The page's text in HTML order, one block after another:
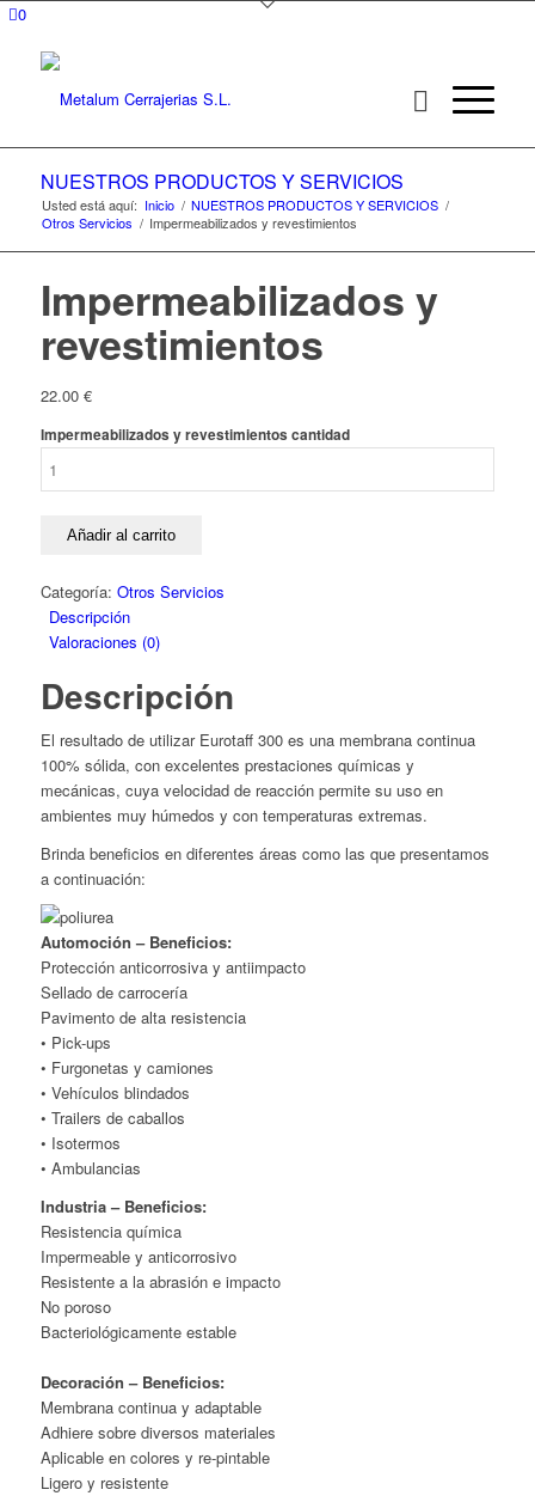
0
NUESTROS PRODUCTOS Y SERVICIOS
Usted está aquí: Inicio / NUESTROS PRODUCTOS Y SERVICIOS /
Otros Servicios / Impermeabilizados y revestimientos
Impermeabilizados y
revestimientos
22.00 €
Impermeabilizados y revestimientos cantidad
Añadir al carrito
Categoría: Otros Servicios
Descripción
Valoraciones (0)
Descripción
El resultado de utilizar Eurotaff 300 es una membrana continua
100% sólida, con excelentes prestaciones químicas y
mecánicas, cuya velocidad de reacción permite su uso en
ambientes muy húmedos y con temperaturas extremas.
Brinda beneficios en diferentes áreas como las que presentamos
a continuación:
Automoción – Beneficios:
Protección anticorrosiva y antiimpacto
Sellado de carrocería
Pavimento de alta resistencia
• Pick-ups
• Furgonetas y camiones
• Vehículos blindados
• Trailers de caballos
• Isotermos
• Ambulancias
Industria – Beneficios:
Resistencia química
Impermeable y anticorrosivo
Resistente a la abrasión e impacto
No poroso
Bacteriológicamente estable
Decoración – Beneficios:
Membrana continua y adaptable
Adhiere sobre diversos materiales
Aplicable en colores y re-pintable
Ligero y resistente